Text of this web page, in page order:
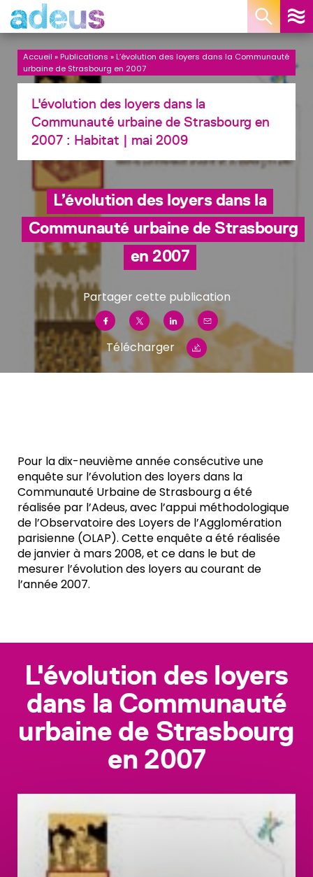
Accueil »Publications »L’évolution des loyers dans la Communauté
urbaine de Strasbourg en 2007
L'évolution des loyers dans la
Communauté urbaine de Strasbourg en
2007 : Habitat | mai 2009
L’évolution des loyers dans la
Communauté urbaine de Strasbourg
en 2007
Partager cette publication
Télécharger
Pour la dix-neuvième année consécutive une
enquête sur l’évolution des loyers dans la
Communauté Urbaine de Strasbourg a été
réalisée par l’Adeus, avec l’appui méthodologique
de l’Observatoire des Loyers de l’Agglomération
parisienne (OLAP). Cette enquête a été réalisée
de janvier à mars 2008, et ce dans le but de
mesurer l’évolution des loyers au courant de
l’année 2007.
L'évolution des loyers
dans la Communauté
urbaine de Strasbourg
en 2007
Panneau de gestion des cookies